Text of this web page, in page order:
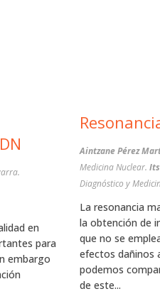
en
para
embargo
Aintzane Pérez
Medicina Nuclear.
Diagnóstico y
La resonancia
la obtención de
que no se
efectos dañinos
podemos
de este...